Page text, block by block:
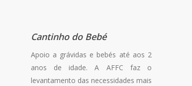
Cantinho do Bebé
Apoio a grávidas e bebés até aos 2
anos de idade. A AFFC faz o
levantamento das necessidades mais